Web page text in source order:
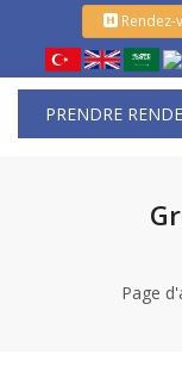
Rendez-
PRENDRE
Page